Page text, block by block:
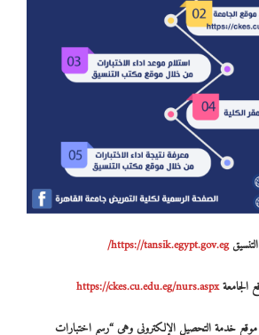
https://tansik.egypt.gov.eg/
https://ckes.cu.edu.eg/nurs.aspx
خدمة التحصيل الإلكترونى وهى “رسم اختبارات